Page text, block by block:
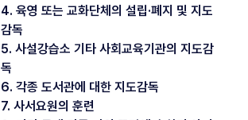
4. 육영 또는 교화단체의 설립·폐지 및 지도
감독
5. 사설강습소 기타 사회교육기관의 지도감
독
6. 각종 도서관에 대한 지도감독
7. 사서요원의 훈련